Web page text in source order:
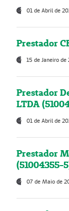
01 de Abril de
Prestador
15 de Janeiro de
Prestador
LTDA
01 de Abril de
Prestador
(51004355-
07 de Maio de